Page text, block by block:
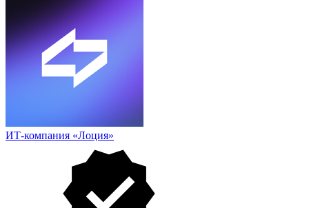
ИТ-компания «Лоция»